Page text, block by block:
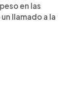
en las
llamado a la